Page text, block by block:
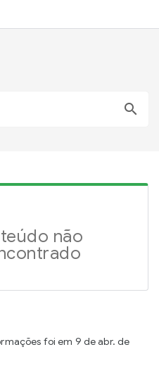
search
não
foi em 9 de abr. de